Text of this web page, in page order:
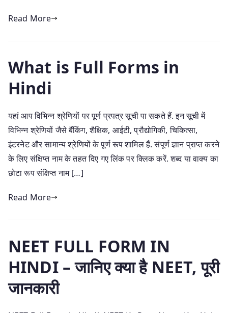
Read More
What is Full Forms in
Hindi
यहां आप विभिन्न श्रेणियों पर पूर्ण प्रपत्र सूची पा सकते हैं. इन सूची में
विभिन्न श्रेणियों जैसे बैंकिंग, शैक्षिक, आईटी, प्रौद्योगिकी, चिकित्सा,
इंटरनेट और सामान्य श्रेणियों के पूर्ण रूप शामिल हैं. संपूर्ण ज्ञान प्राप्त करने
के लिए संक्षिप्त नाम के तहत दिए गए लिंक पर क्लिक करें. शब्द या वाक्य का
छोटा रूप संक्षिप्त नाम […]
Read More
NEET FULL FORM IN
HINDI – जानिए क्या है NEET, पूरी
जानकारी